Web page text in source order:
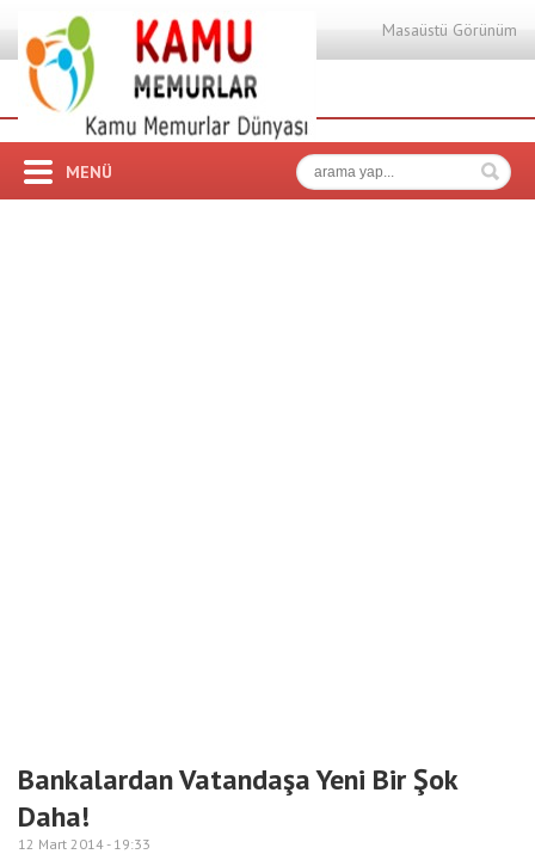
Masaüstü Görünüm
MENÜ
Bankalardan Vatandaşa Yeni Bir Şok
Daha!
12 Mart 2014 - 19:33